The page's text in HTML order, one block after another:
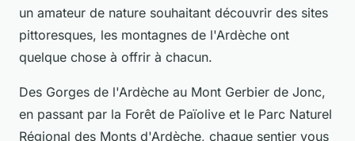
un amateur de nature souhaitant découvrir des sites
pittoresques, les montagnes de l'Ardèche ont
quelque chose à offrir à chacun.
Des Gorges de l'Ardèche au Mont Gerbier de Jonc,
en passant par la Forêt de Païolive et le Parc Naturel
Régional des Monts d'Ardèche, chaque sentier vous